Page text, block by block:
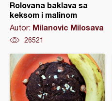
Rolovana baklava sa
keksom i malinom
Autor: Milanovic Milosava
26521